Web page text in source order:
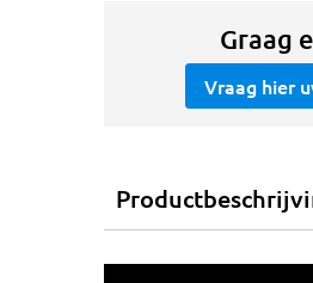
Graag
Vraag hier